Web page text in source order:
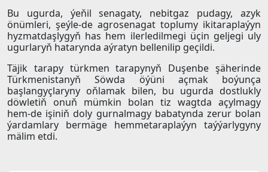
Bu ugurda, ýeňil senagaty, nebitgaz pudagy, azyk
önümleri, şeýle-de agrosenagat toplumy ikitaraplaýyn
hyzmatdaşlygyň has hem ilerledilmegi üçin geljegi uly
ugurlaryň hatarynda aýratyn bellenilip geçildi.
Täjik tarapy türkmen tarapynyň Duşenbe şäherinde
Türkmenistanyň Söwda öýüni açmak boýunça
başlangyçlaryny oňlamak bilen, bu ugurda dostlukly
döwletiň onuň mümkin bolan tiz wagtda açylmagy
hem-de işiniň doly gurnalmagy babatynda zerur bolan
ýardamlary bermäge hemmetaraplaýyn taýýarlygyny
mälim etdi.